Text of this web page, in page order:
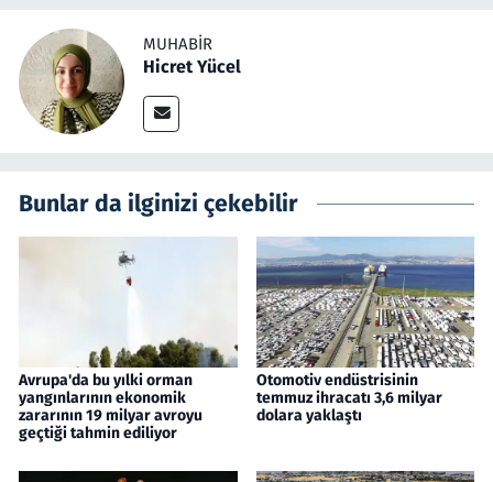
MUHABIR
Hicret Yücel
Bunlar da ilginizi çekebilir
Avrupa'da bu yılki orman
yangınlarının ekonomik
zararının 19 milyar avroyu
geçtiği tahmin ediliyor
Otomotiv endüstrisinin
temmuz ihracatı 3,6 milyar
dolara yaklaştı